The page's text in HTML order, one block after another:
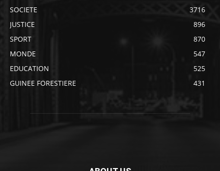
SOCIETE
3716
JUSTICE
896
SPORT
870
MONDE
547
EDUCATION
525
GUINEE FORESTIERE
431